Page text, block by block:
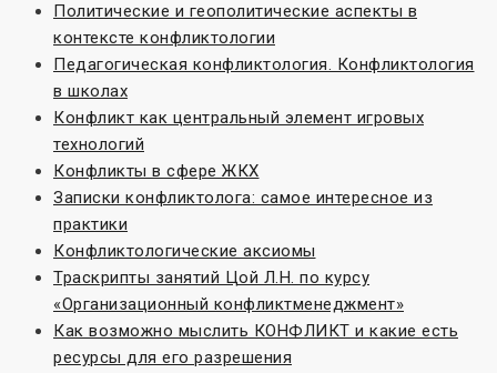
Политические и геополитические аспекты в
контексте конфликтологии
Педагогическая конфликтология. Конфликтология
в школах
Конфликт как центральный элемент игровых
технологий
Конфликты в сфере ЖКХ
Записки конфликтолога: самое интересное из
практики
Конфликтологические аксиомы
Траскрипты занятий Цой Л.Н. по курсу
«Организационный конфликтменеджмент»
Как возможно мыслить КОНФЛИКТ и какие есть
ресурсы для его разрешения